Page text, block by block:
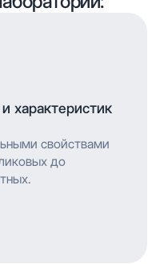
цвета и
характеристик
свойствами
до